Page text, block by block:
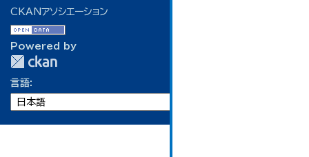
CKANアソシエーション
Powered by
言語